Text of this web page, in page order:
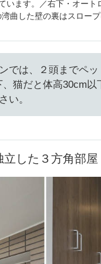
います。／右下・オート
曲した壁の裏はスロー
では、２頭までペ
猫だと体高30cm
い。
立した３方角部屋